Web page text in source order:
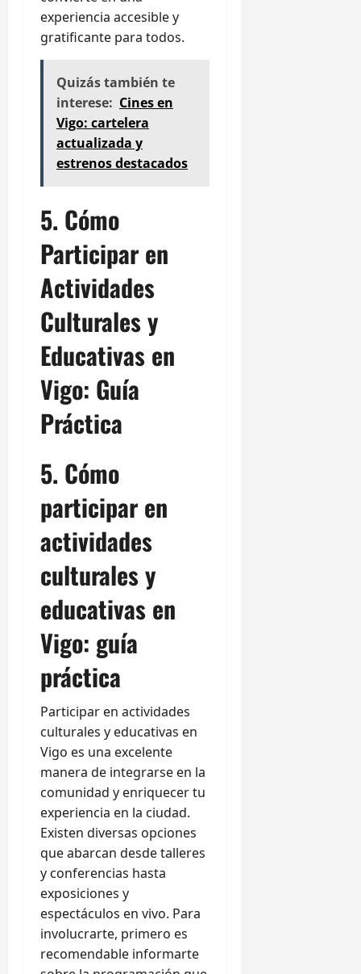
experiencia accesible y
gratificante para todos.
Quizás también te
interese: Cines en
Vigo: cartelera
actualizada y
estrenos destacados
5. Cómo
Participar en
Actividades
Culturales y
Educativas en
Vigo: Guía
Práctica
5. Cómo
participar en
actividades
culturales y
educativas en
Vigo: guía
práctica
Participar en actividades
culturales y educativas en
Vigo es una excelente
manera de integrarse en la
comunidad y enriquecer tu
experiencia en la ciudad.
Existen diversas opciones
que abarcan desde talleres
y conferencias hasta
exposiciones y
espectáculos en vivo. Para
involucrarte, primero es
recomendable informarte